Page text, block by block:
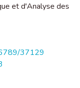
et d'Analyse des
37129